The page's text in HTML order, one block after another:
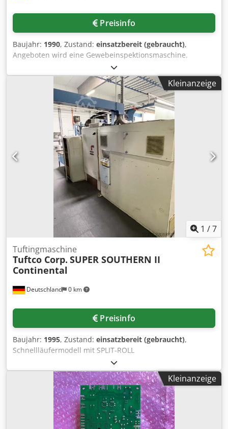
Preisinfo
Baujahr: 1990, Zustand: einsatzbereit (gebraucht),
Angeboten wird eine Gewebeinspektionsmaschine.
Arbeitsbreite: ca. 2000mm, Anzeige: digitaler
Längenzähler, Schautisch: integrierte
Hintergrundbeleuchtung, Steuerung: konventionell über
Schaltschrank, Funktion: Aufwickeln, Abwickeln und
Inspizieren von Stoffbahnen, Steuerung: konventionell.
Ausgestattet mit beleuchtetem Durchleuchtungsschirm,
digitalem Meterzähler, Schaltschrank mit Tastersteuerung,
Umlenk- und Wickelwalzen. Gewicht: ca. 850kg,
Gesamtmaße X/Y/Z: ca. 2800mm/1600mm/1900mm.
Besichtigung nach Absprache möglich. Cjdpszcfizofx Af
Kleinanzeige
1 /7
Deutschland 0 km
Tuftingmaschine
Tuftco Corp. SUPER SOUTHERN II
Continental
Preisinfo
Baujahr: 1995, Zustand: einsatzbereit (gebraucht),
Schnellläufermodell mit SPLIT-ROLL
Hochtiefzugmustervorrichtung, Arbeitsbreite: 5180mm,
Nadelteilung: 1/8 Zoll, 1632 (2x 816). Ausstattung:
verstellbarer Nadelhubexzenter und Nadelhubstellhebel
mit Ausgleichsgewichten, in Seitentriebgestellen
vorgerichtet, leicht zugänglich in Arbeitshöhe,
Florhöheneinstellbereich 5-16mm, Tischhöhenverstellung
(Maschinenbett) mit hydraulisch gesteuerter
Kleinanzeige